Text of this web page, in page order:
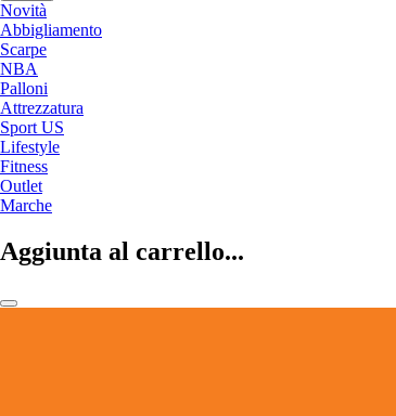
Novità
Abbigliamento
Scarpe
NBA
Palloni
Attrezzatura
Sport US
Lifestyle
Fitness
Outlet
Marche
Aggiunta al carrello...